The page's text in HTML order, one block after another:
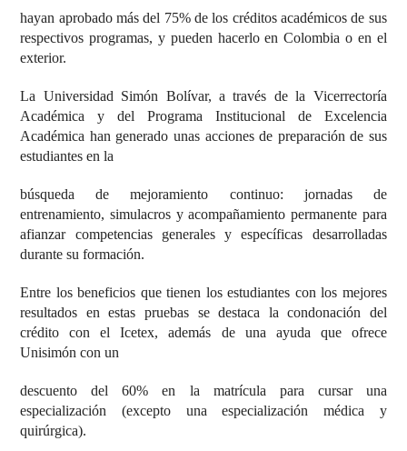
hayan aprobado más del 75% de los créditos académicos de sus
respectivos programas, y pueden hacerlo en Colombia o en el
exterior.
La Universidad Simón Bolívar, a través de la Vicerrectoría
Académica y del Programa Institucional de Excelencia
Académica han generado unas acciones de preparación de sus
estudiantes en la
búsqueda de mejoramiento continuo: jornadas de
entrenamiento, simulacros y acompañamiento permanente para
afianzar competencias generales y específicas desarrolladas
durante su formación.
Entre los beneficios que tienen los estudiantes con los mejores
resultados en estas pruebas se destaca la condonación del
crédito con el Icetex, además de una ayuda que ofrece
Unisimón con un
descuento del 60% en la matrícula para cursar una
especialización (excepto una especialización médica y
quirúrgica).